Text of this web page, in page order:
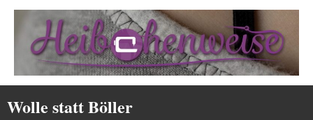
Heibchenweise
Wolle statt Böller